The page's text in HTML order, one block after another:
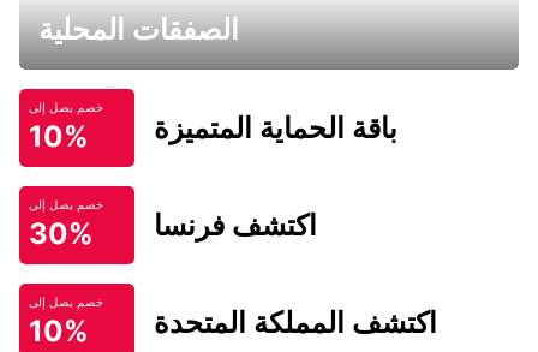
الصفقات المحلية
خصم يصل إلى
10% باقة الحماية المتميزة
خصم يصل إلى
30% اكتشف فرنسا
خصم يصل إلى
10% اكتشف المملكة المتحدة